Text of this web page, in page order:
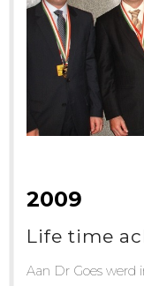
2009
Life time
Aan Dr Goes werd